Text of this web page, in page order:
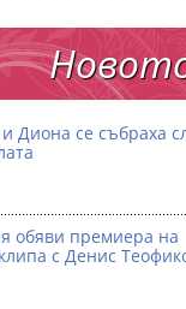
Диона се събраха
обяви премиера на
с Денис